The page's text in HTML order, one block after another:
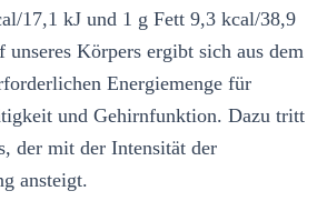
17,1 kJ und 1 g Fett 9,3 kcal/38,9
unseres Körpers ergibt sich aus dem
Energiemenge für
und Gehirnfunktion. Dazu tritt
der mit der Intensität der
ansteigt.